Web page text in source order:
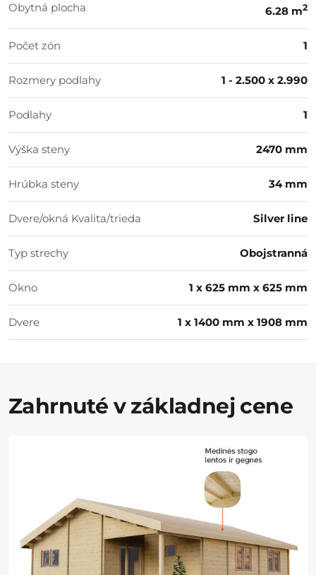
Obytná plocha 6.28 m2
Počet zón 1
Rozmery podlahy 1 - 2.500 x 2.990
Podlahy 1
Výška steny 2470 mm
Hrúbka steny 34 mm
Dvere/okná Kvalita/trieda Silver line
Typ strechy Obojstranná
Okno 1 x 625 mm x 625 mm
Dvere 1 x 1400 mm x 1908 mm
Zahrnuté v základnej cene